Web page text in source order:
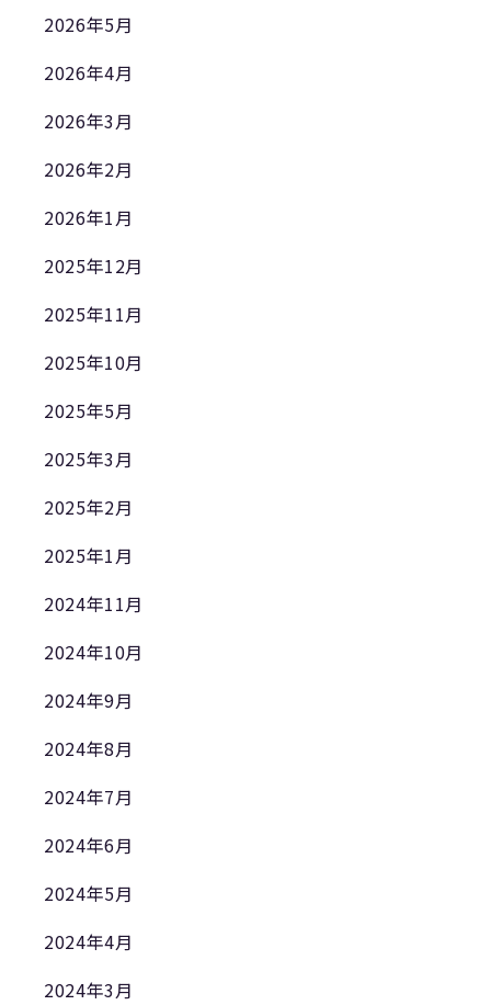
2026年5月
2026年4月
2026年3月
2026年2月
2026年1月
2025年12月
2025年11月
2025年10月
2025年5月
2025年3月
2025年2月
2025年1月
2024年11月
2024年10月
2024年9月
2024年8月
2024年7月
2024年6月
2024年5月
2024年4月
2024年3月